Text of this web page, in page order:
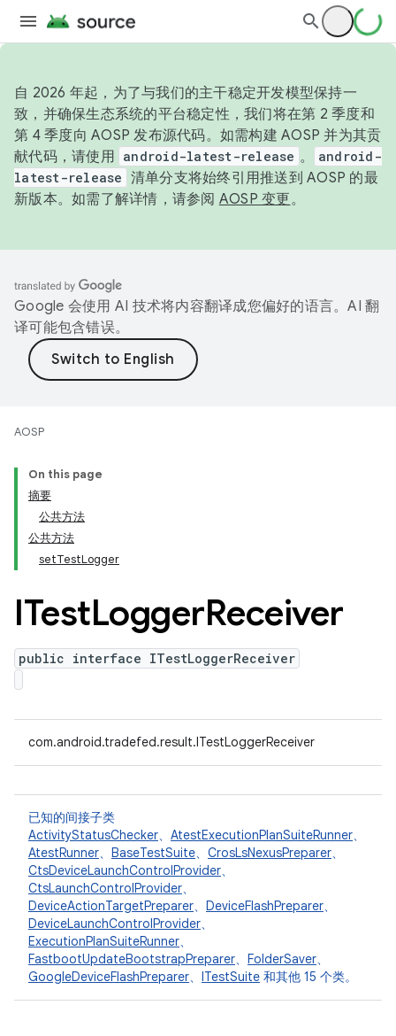
自 2026 年起，为了与我们的主干稳定开发模型保持一
致，并确保生态系统的平台稳定性，我们将在第 2 季度和
第 4 季度向 AOSP 发布源代码。如需构建 AOSP 并为其贡
献代码，请使用 android-latest-release 。
android-
latest-release 清单分支将始终引用推送到 AOSP 的最
新版本。如需了解详情，请参阅 AOSP 变更。
Google 会使用 AI 技术将内容翻译成您偏好的语言。AI 翻
译可能包含错误。
AOSP
On this page
摘要
公共方法
公共方法
setTestLogger
ITestLoggerReceiver
public interface ITestLoggerReceiver
com.android.tradefed.result.ITestLoggerReceiver
已知的间接子类
ActivityStatusChecker、 AtestExecutionPlanSuiteRunner、
AtestRunner、 BaseTestSuite、 CrosLsNexusPreparer、
CtsDeviceLaunchControlProvider、
CtsLaunchControlProvider、
DeviceActionTargetPreparer、 DeviceFlashPreparer、
DeviceLaunchControlProvider、
ExecutionPlanSuiteRunner、
FastbootUpdateBootstrapPreparer、 FolderSaver、
GoogleDeviceFlashPreparer、 ITestSuite 和其他 15 个类。